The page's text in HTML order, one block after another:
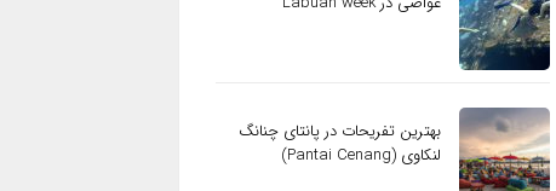
بهترین تفریحات در پانتای چنانگ
لنکاوی (Pantai Cenang)